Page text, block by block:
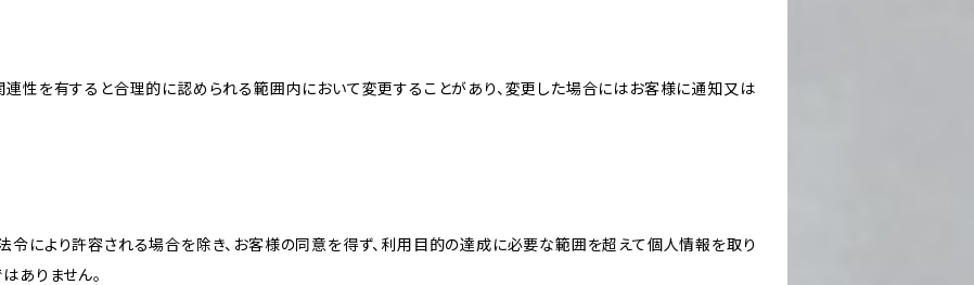
連性を有すると合理的に認められる範囲内において変更することがあり、変更した場合にはお客様に通知又は
令により許容される場合を除き、お客様の同意を得ず、利用目的の達成に必要な範囲を超えて個人情報を取り
ありません。